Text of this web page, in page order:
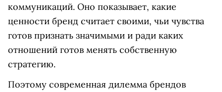
коммуникаций. Оно показывает, какие
ценности бренд считает своими, чьи чувства
готов признать значимыми и ради каких
отношений готов менять собственную
стратегию.
Поэтому современная дилемма брендов